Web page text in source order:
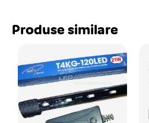
Produse similare